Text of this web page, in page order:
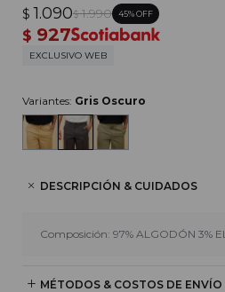
$ 1.090$ 1.990 45
$ 927
EXCLUSIVO WEB
Variantes: Gris Oscuro
DESCRIPCIÓN & CUIDADOS
Composición: 97% ALGODÓN 3%
MÉTODOS & COSTOS DE ENVÍO